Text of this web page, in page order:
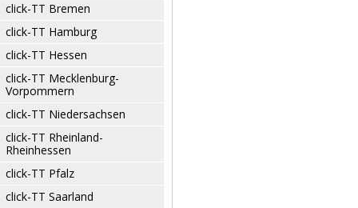
click-TT Bremen
click-TT Hamburg
click-TT Hessen
click-TT Mecklenburg-
Vorpommern
click-TT Niedersachsen
click-TT Rheinland-
Rheinhessen
click-TT Pfalz
click-TT Saarland